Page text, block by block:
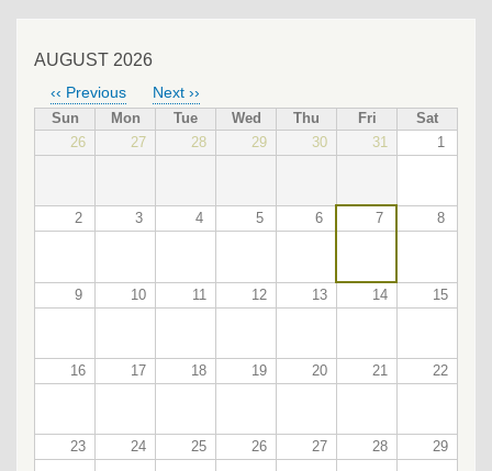
AUGUST 2026
PAGINATION
‹‹ Previous Next ››
Sun Mon Tue Wed Thu Fri
Sat
26
27 28 29 30 31 1
2 3 4 5 6 7 8
9 10 11 12 13 14 15
16 17 18 19 20 21 22
23 24 25 26 27 28 29